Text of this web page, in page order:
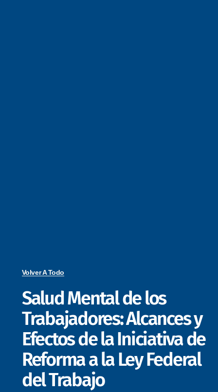
Volver A Todo
Salud Mental de los
Trabajadores: Alcances y
Efectos de la Iniciativa de
Reforma a la Ley Federal
del Trabajo